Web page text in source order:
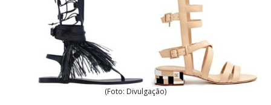
(Foto: Divulgação)